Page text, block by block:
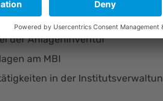
der Anlageninventur
am MBI
in der